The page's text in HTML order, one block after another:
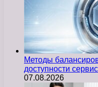
Методы
доступности
07.08.2026